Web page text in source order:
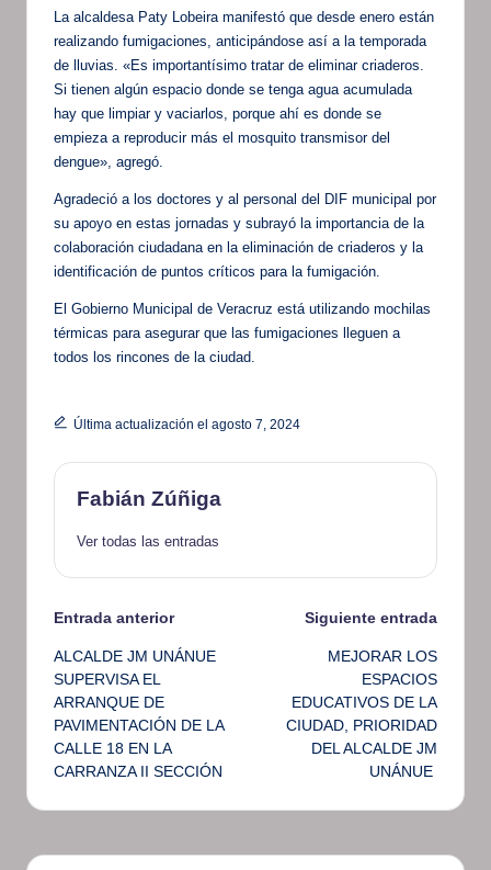
La alcaldesa Paty Lobeira manifestó que desde enero están
realizando fumigaciones, anticipándose así a la temporada
de lluvias. «Es importantísimo tratar de eliminar criaderos.
Si tienen algún espacio donde se tenga agua acumulada
hay que limpiar y vaciarlos, porque ahí es donde se
empieza a reproducir más el mosquito transmisor del
dengue», agregó.
Agradeció a los doctores y al personal del DIF municipal por
su apoyo en estas jornadas y subrayó la importancia de la
colaboración ciudadana en la eliminación de criaderos y la
identificación de puntos críticos para la fumigación.
El Gobierno Municipal de Veracruz está utilizando mochilas
térmicas para asegurar que las fumigaciones lleguen a
todos los rincones de la ciudad.
Última actualización el agosto 7, 2024
Fabián Zúñiga
Ver todas las entradas
Navegación
de
entradas
Entrada anterior
ALCALDE JM UNÁNUE
SUPERVISA EL
ARRANQUE DE
PAVIMENTACIÓN DE LA
CALLE 18 EN LA
CARRANZA II SECCIÓN
Siguiente entrada
MEJORAR LOS
ESPACIOS
EDUCATIVOS DE LA
CIUDAD, PRIORIDAD
DEL ALCALDE JM
UNÁNUE